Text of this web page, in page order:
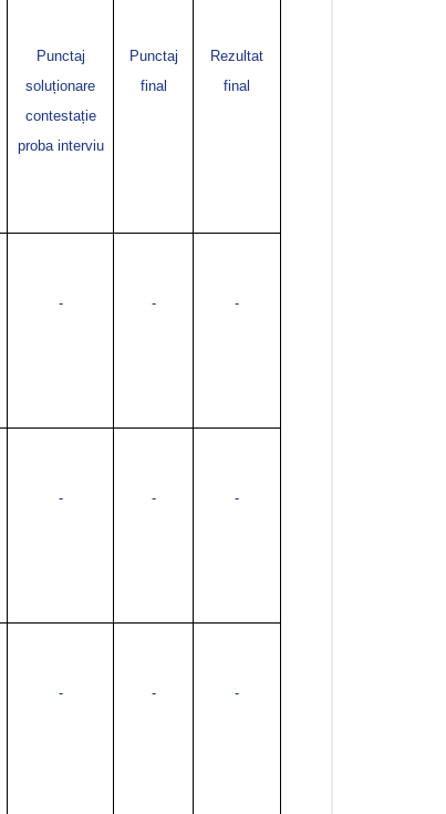
Punctaj
soluționare
contestație
proba interviu
Punctaj
final
Rezultat
final
- - -
- - -
- - -